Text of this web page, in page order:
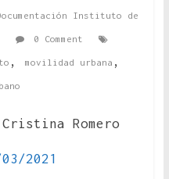
Instituto de
0 Comment
, movilidad urbana ,
Romero
2021